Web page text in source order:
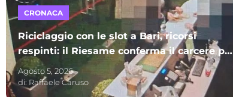
CRONACA
Riciclaggio con le slot a Bari, ricorsi
respinti: il Riesame conferma il carcere per
sette indagati – I NOMI
Agosto 5, 2026
di: Raffaele Caruso